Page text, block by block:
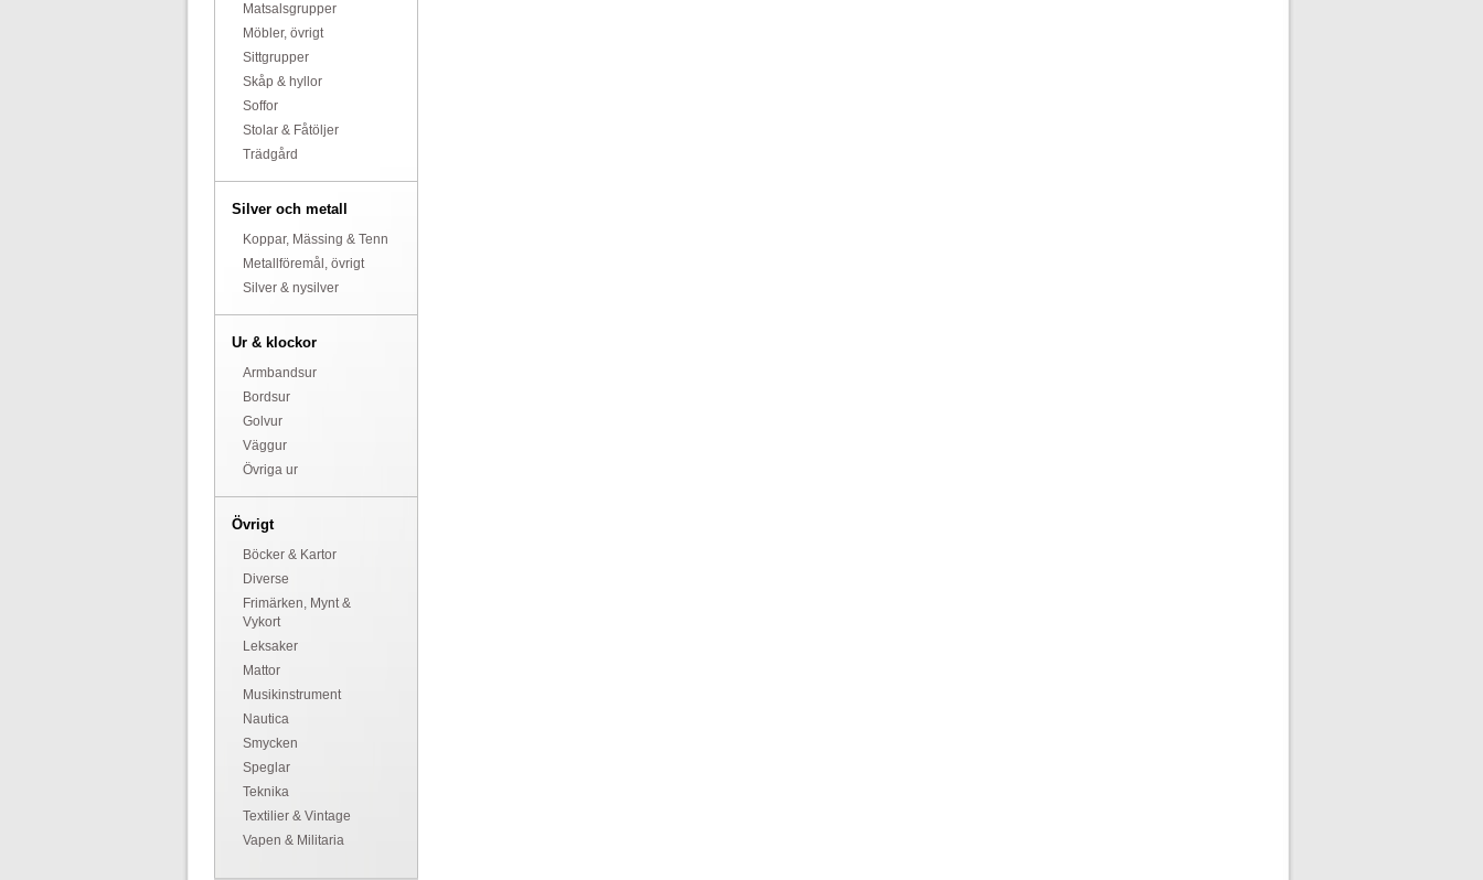
Matsalsgrupper
Möbler, övrigt
Sittgrupper
Skåp & hyllor
Soffor
Stolar & Fåtöljer
Trädgård
Silver och metall
Koppar, Mässing & Tenn
Metallföremål, övrigt
Silver & nysilver
Ur & klockor
Armbandsur
Bordsur
Golvur
Väggur
Övriga ur
Övrigt
Böcker & Kartor
Diverse
Frimärken, Mynt &
Vykort
Leksaker
Mattor
Musikinstrument
Nautica
Smycken
Speglar
Teknika
Textilier & Vintage
Vapen & Militaria